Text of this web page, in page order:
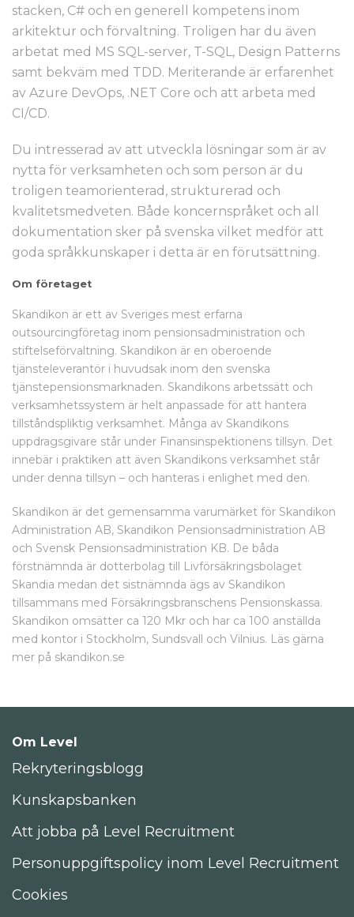
stacken, C# och en generell kompetens inom
arkitektur och förvaltning. Troligen har du även
arbetat med MS SQL-server, T-SQL, Design Patterns
samt bekväm med TDD. Meriterande är erfarenhet
av Azure DevOps, .NET Core och att arbeta med
CI/CD.
Du intresserad av att utveckla lösningar som är av
nytta för verksamheten och som person är du
troligen teamorienterad, strukturerad och
kvalitetsmedveten. Både koncernspråket och all
dokumentation sker på svenska vilket medför att
goda språkkunskaper i detta är en förutsättning.
Om företaget
Skandikon är ett av Sveriges mest erfarna
outsourcingföretag inom pensionsadministration och
stiftelseförvaltning. Skandikon är en oberoende
tjänsteleverantör i huvudsak inom den svenska
tjänstepensionsmarknaden. Skandikons arbetssätt och
verksamhetssystem är helt anpassade för att hantera
tillståndspliktig verksamhet. Många av Skandikons
uppdragsgivare står under Finansinspektionens tillsyn. Det
innebär i praktiken att även Skandikons verksamhet står
under denna tillsyn – och hanteras i enlighet med den.
Skandikon är det gemensamma varumärket för Skandikon
Administration AB, Skandikon Pensionsadministration AB
och Svensk Pensionsadministration KB. De båda
förstnämnda är dotterbolag till Livförsäkringsbolaget
Skandia medan det sistnämnda ägs av Skandikon
tillsammans med Försäkringsbranschens Pensionskassa.
Skandikon omsätter ca 120 Mkr och har ca 100 anställda
med kontor i Stockholm, Sundsvall och Vilnius. Läs gärna
mer på skandikon.se
Om Level
Rekryteringsblogg
Kunskapsbanken
Att jobba på Level Recruitment
Personuppgiftspolicy inom Level Recruitment
Cookies